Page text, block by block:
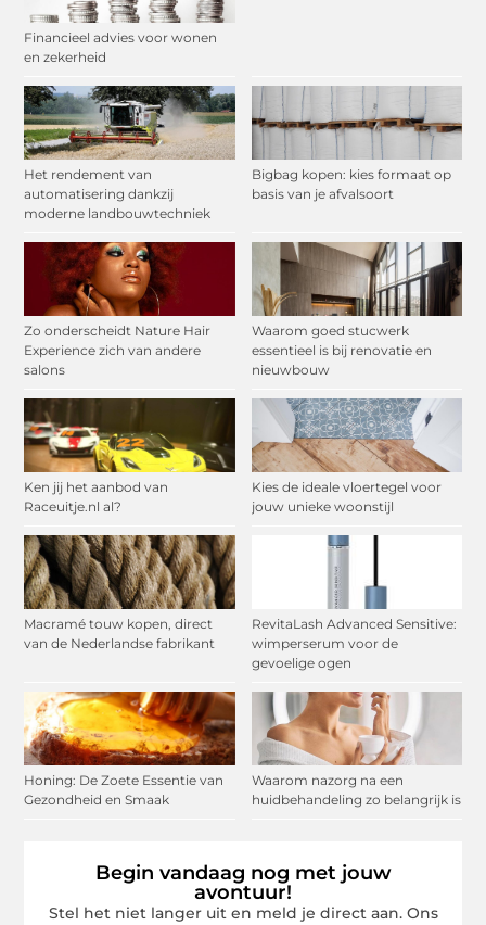
Financieel advies voor wonen
en zekerheid
Het rendement van
automatisering dankzij
moderne landbouwtechniek
Bigbag kopen: kies formaat op
basis van je afvalsoort
Zo onderscheidt Nature Hair
Experience zich van andere
salons
Waarom goed stucwerk
essentieel is bij renovatie en
nieuwbouw
Ken jij het aanbod van
Raceuitje.nl al?
Kies de ideale vloertegel voor
jouw unieke woonstijl
Macramé touw kopen, direct
van de Nederlandse fabrikant
RevitaLash Advanced Sensitive:
wimperserum voor de
gevoelige ogen
Honing: De Zoete Essentie van
Gezondheid en Smaak
Waarom nazorg na een
huidbehandeling zo belangrijk is
Begin vandaag nog met jouw
avontuur!
Stel het niet langer uit en meld je direct aan. Ons